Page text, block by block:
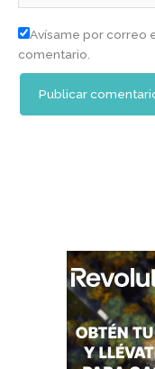
Avísame por correo
comentario.